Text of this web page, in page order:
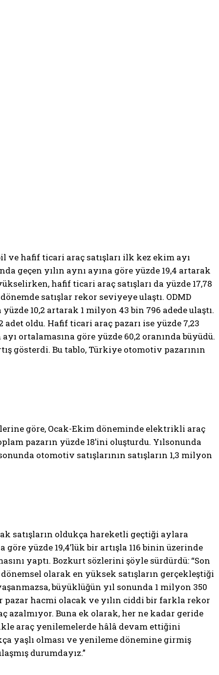
ve hafif ticari araç satışları ilk kez ekim ayı
geçen yılın aynı ayına göre yüzde 19,4 artarak
hafif ticari araç satışları da yüzde 17,78
satışlar rekor seviyeye ulaştı. ODMD
10,2 artarak 1 milyon 43 bin 796 adede ulaştı.
oldu. Hafif ticari araç pazarı ise yüzde 7,23
ortalamasına göre yüzde 60,2 oranında büyüdü.
gösterdi. Bu tablo, Türkiye otomotiv pazarının
göre, Ocak-Ekim döneminde elektrikli araç
pazarın yüzde 18’ini oluşturdu. Yılsonunda
otomotiv satışlarının satışların 1,3 milyon
satışların oldukça hareketli geçtiği aylara
yüzde 19,4’lük bir artışla 116 binin üzerinde
yaptı. Bozkurt sözlerini şöyle sürdürdü: “Son
olarak en yüksek satışların gerçekleştiği
büyüklüğün yıl sonunda 1 milyon 350
pazar hacmi olacak ve yılın ciddi bir farkla rekor
Buna ek olarak, her ne kadar geride
araç yenilemelerde hâlâ devam ettiğini
yaşlı olması ve yenileme dönemine girmiş
durumdayız.”